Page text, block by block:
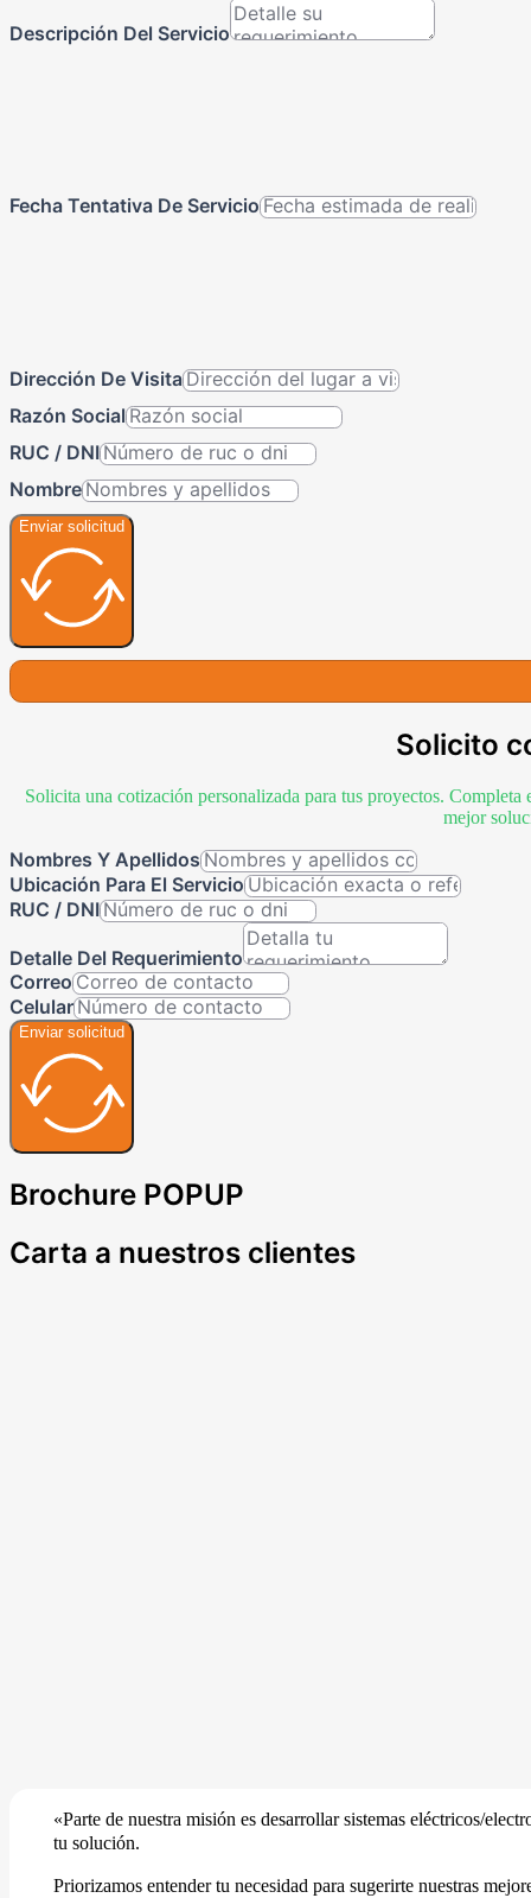
Descripción Del Servicio
Fecha Tentativa De Servicio
Dirección De Visita
Razón Social
RUC / DNI
Nombre
Enviar solicitud
Solicito
Solicita una cotización personalizada para tus proyectos.
mejor
Nombres Y Apellidos
Ubicación Para El Servicio
RUC / DNI
Detalle Del Requerimiento
Correo
Celular
Enviar solicitud
Brochure POPUP
Carta a nuestros clientes
«Parte de nuestra misión es desarrollar sistemas eléctricos/
tu solución.
Priorizamos entender tu necesidad para sugerirte nuestras